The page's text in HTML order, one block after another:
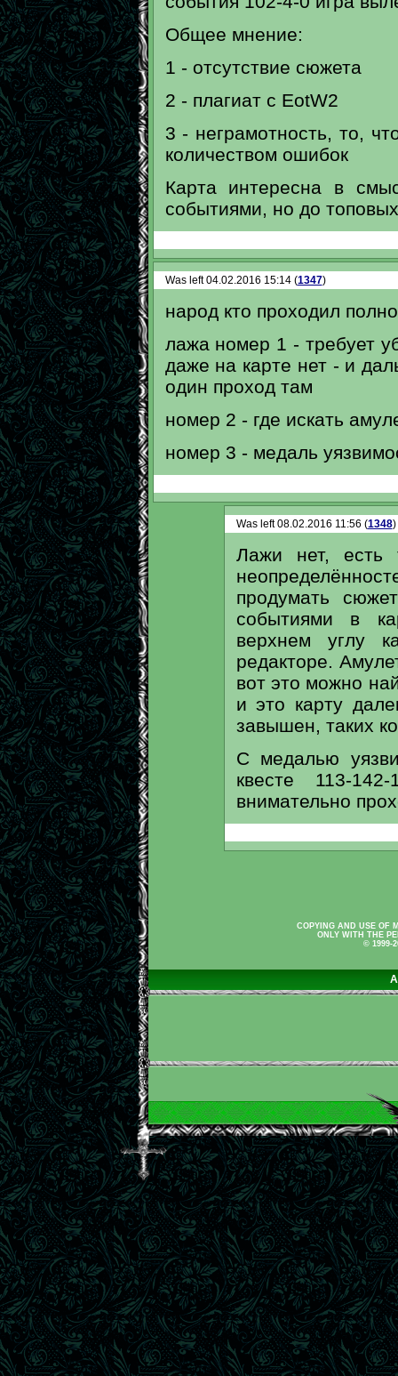
Общее мнение:
1 - отсутствие сюжета
2 - плагиат с EotW2
3 - неграмотность, то,
количеством ошибок
Карта интересна в
событиями, но до
Was left 04.02.2016 15:14 (1347)
народ кто проходил
лажа номер 1 - требует
даже на карте нет - и
один проход там
номер 2 - где искать
номер 3 - медаль
Was left 08.02.2016 11:56 (1348)
Лажи нет, есть
продумать
событиями в
верхнем углу
редакторе.
вот это можно
и это карту
завышен, таких
С медалью
квесте 113-
внимательно
COPYING AND USE OF
ONLY WITH THE
© 1999-